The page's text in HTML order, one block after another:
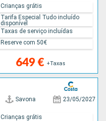
649 € +Taxas
Crianças grátis
Tarifa Especial Tudo incluído
disponível
Taxas de serviço incluídas
Reserve com 50€
Savona 23/05/2027
Crianças grátis